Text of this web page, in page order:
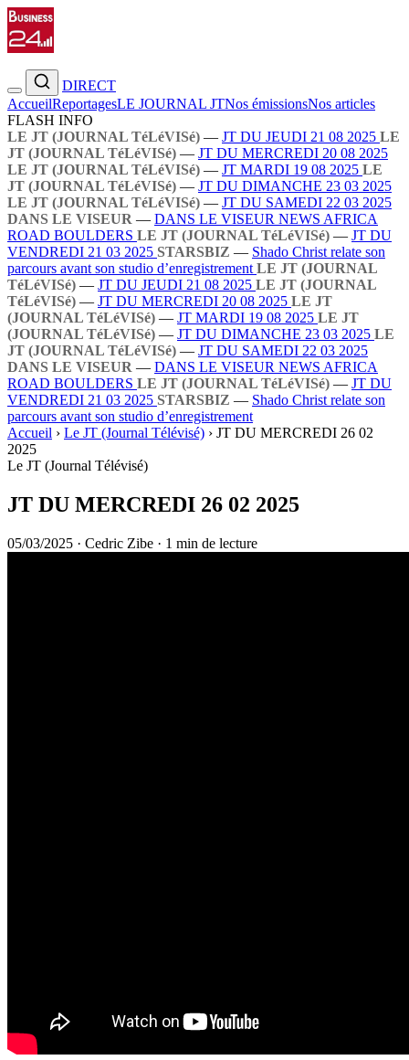
DIRECT
AccueilReportagesLE JOURNAL JTNos émissionsNos articles
FLASH INFO
LE JT (JOURNAL TéLéVISé) — JT DU JEUDI 21 08 2025 LE
JT (JOURNAL TéLéVISé) — JT DU MERCREDI 20 08 2025
LE JT (JOURNAL TéLéVISé) — JT MARDI 19 08 2025 LE
JT (JOURNAL TéLéVISé) — JT DU DIMANCHE 23 03 2025
LE JT (JOURNAL TéLéVISé) — JT DU SAMEDI 22 03 2025
DANS LE VISEUR — DANS LE VISEUR NEWS AFRICA
ROAD BOULDERS LE JT (JOURNAL TéLéVISé) — JT DU
VENDREDI 21 03 2025 STARSBIZ — Shado Christ relate son
parcours avant son studio d’enregistrement LE JT (JOURNAL
TéLéVISé) — JT DU JEUDI 21 08 2025 LE JT (JOURNAL
TéLéVISé) — JT DU MERCREDI 20 08 2025 LE JT
(JOURNAL TéLéVISé) — JT MARDI 19 08 2025 LE JT
(JOURNAL TéLéVISé) — JT DU DIMANCHE 23 03 2025 LE
JT (JOURNAL TéLéVISé) — JT DU SAMEDI 22 03 2025
DANS LE VISEUR — DANS LE VISEUR NEWS AFRICA
ROAD BOULDERS LE JT (JOURNAL TéLéVISé) — JT DU
VENDREDI 21 03 2025 STARSBIZ — Shado Christ relate son
parcours avant son studio d’enregistrement
Accueil › Le JT (Journal Télévisé) › JT DU MERCREDI 26 02
2025
Le JT (Journal Télévisé)
JT DU MERCREDI 26 02 2025
05/03/2025 · Cedric Zibe · 1 min de lecture